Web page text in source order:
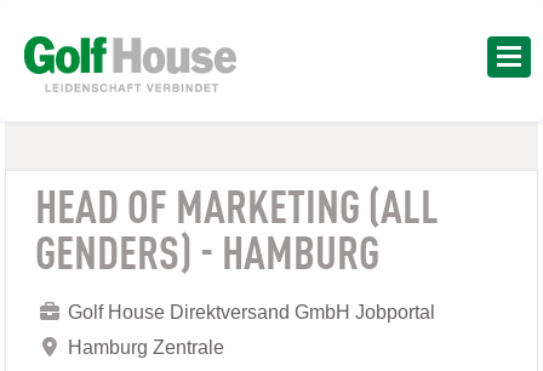
HEAD OF MARKETING (ALL
GENDERS) - HAMBURG
Golf House Direktversand GmbH Jobportal
Hamburg Zentrale